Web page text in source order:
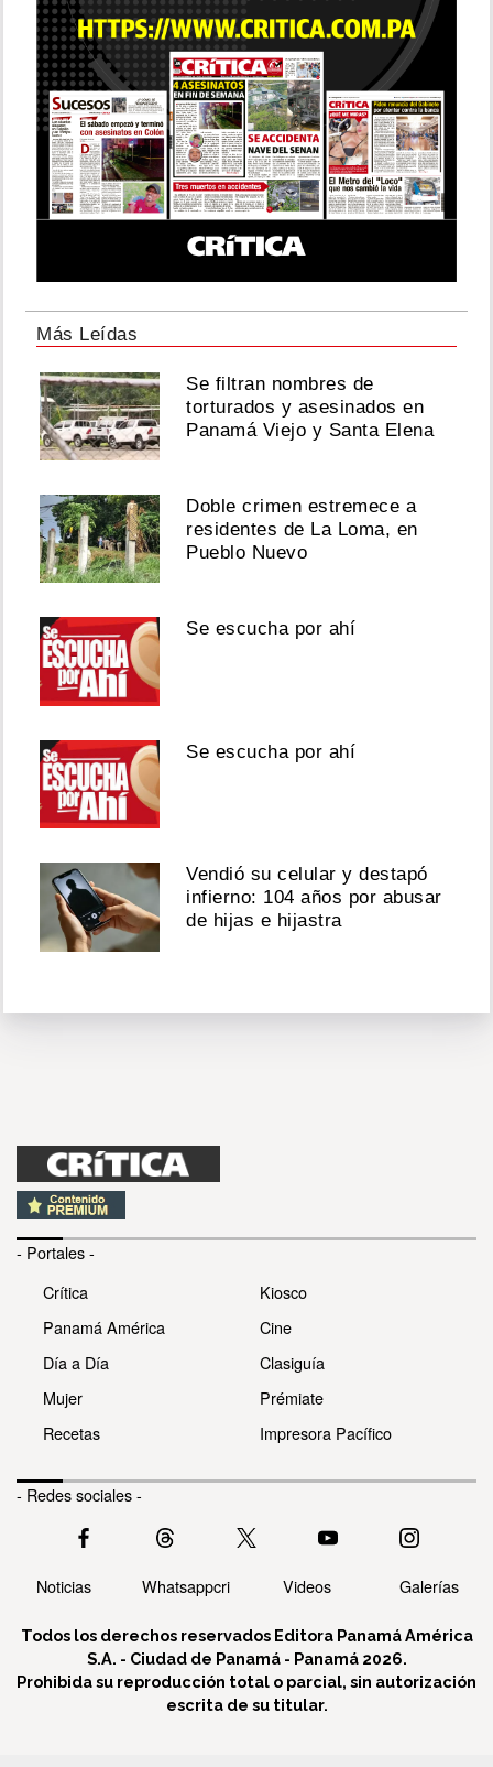
Más Leídas
Se filtran nombres de
torturados y asesinados en
Panamá Viejo y Santa Elena
Doble crimen estremece a
residentes de La Loma, en
Pueblo Nuevo
Se escucha por ahí
Se escucha por ahí
Vendió su celular y destapó
infierno: 104 años por abusar
de hijas e hijastra
- Portales -
Crítica
Panamá América
Día a Día
Mujer
Recetas
Kiosco
Cine
Clasiguía
Prémiate
Impresora Pacífico
- Redes sociales -
Noticias Whatsappcri Videos Galerías
Todos los derechos reservados Editora Panamá América
S.A. - Ciudad de Panamá - Panamá 2026.
Prohibida su reproducción total o parcial, sin autorización
escrita de su titular.